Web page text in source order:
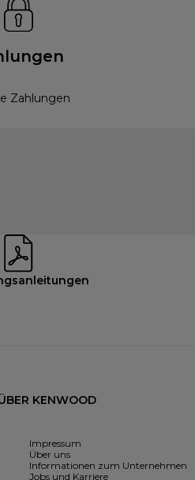
Zahlungen
KENWOOD
Impressum
Über uns
Informationen zum Unternehmen
Jobs und Karriere